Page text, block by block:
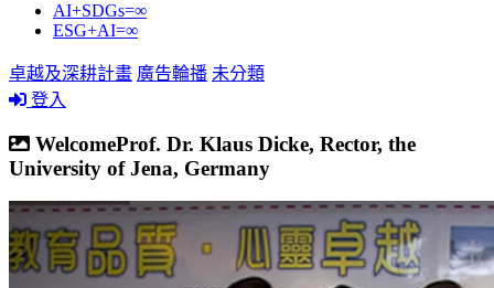
AI+SDGs=∞
ESG+AI=∞
卓越及深耕計畫 廣告輪播 未分類
登入
WelcomeProf. Dr. Klaus Dicke, Rector, the
University of Jena, Germany